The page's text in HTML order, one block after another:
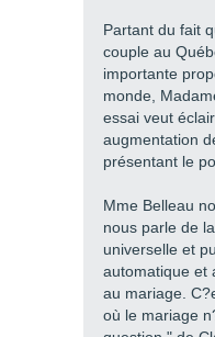
Partant du fait
couple au
importante
monde,
essai veut
augmentation
présentant le
Mme Belleau
nous parle de
universelle et
automatique et
au mariage.
où le mariage